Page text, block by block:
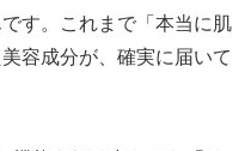
す。これまで「本当に肌
容成分が、確実に届いて